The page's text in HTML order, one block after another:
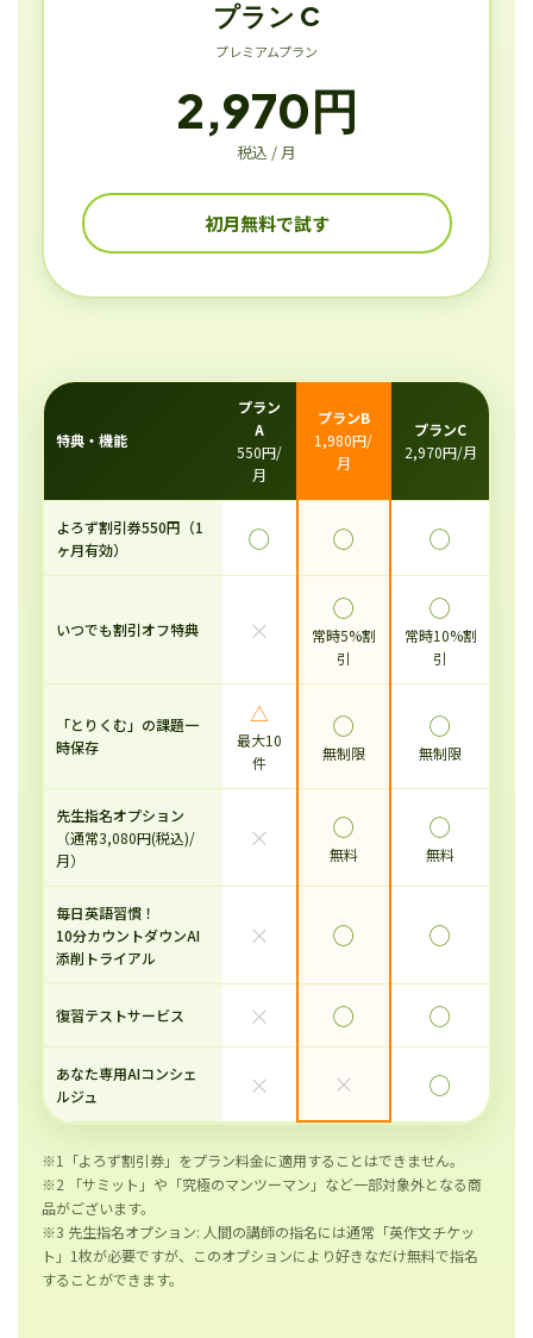
プラン C
プレミアムプラン
2,970円
税込 / 月
初月無料で試す
特典・機能
プラン
A
550円/
月
プランB
1,980円/
月
プランC
2,970円/月
よろず割引券550円（1
ヶ月有効）
◯ ◯ ◯
いつでも割引オフ特典 ×
◯
常時5%割
引
◯
常時10%割
引
「とりくむ」の課題一
時保存
△
最大10
件
◯
無制限
◯
無制限
先生指名オプション
（通常3,080円(税込)/
月）
× ◯
無料
◯
無料
毎日英語習慣！
10分カウントダウンAI
添削トライアル
× ◯ ◯
復習テストサービス × ◯ ◯
あなた専用AIコンシェ
ルジュ
× × ◯
※1「よろず割引券」をプラン料金に適用することはできません。
※2 「サミット」や「究極のマンツーマン」など一部対象外となる商
品がございます。
※3 先生指名オプション: 人間の講師の指名には通常「英作文チケッ
ト」1枚が必要ですが、このオプションにより好きなだけ無料で指名
することができます。